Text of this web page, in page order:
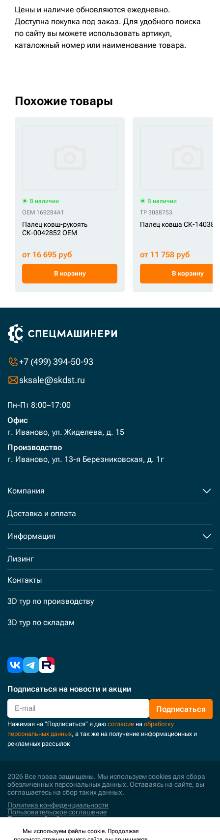
Цены и наличие обновляются ежедневно.
Доступна покупка под заказ. Для удобного поиска
по сайту вы можете использовать артикул,
каталожный номер или наименование товара.
Похожие товары
В наличии
OEM 169284A1
Палец ковш-рукоять
СК-0042852 OEM
от 16 695 руб
В корзину
В наличии
TP 3088753
Палец ковша СК-14038
от 11 758 руб
В корзину
+7 (499) 394-50-93
sksale@skdst.ru
Пн-Пт 8:00–17:00
Офис
г. Иваново, ул. Жиделева, д. 15
Производство
г. Иваново, ул. 13-я Березниковская, д. 1г
Компания
Доставка и оплата
Информация
Лизинг
Контакты
3D тур по производству
3D тур по складам
Подписаться на новости и акции
Подписаться
Нажимая на "Подписаться" я даю согласие на обработку
персональных данных, а так же на получение информационных и
рекламных рассылок
2026 Все права защищены. Мы используем cookies для сбора
обезличенных персональных данных. Оставаясь на сайте, вы
соглашаетесь на сбор таких данных.
Политика конфиденциальности
Пользовательское соглашение
Политика обработки персональных данных
Мы используем файлы cookie. Продолжая